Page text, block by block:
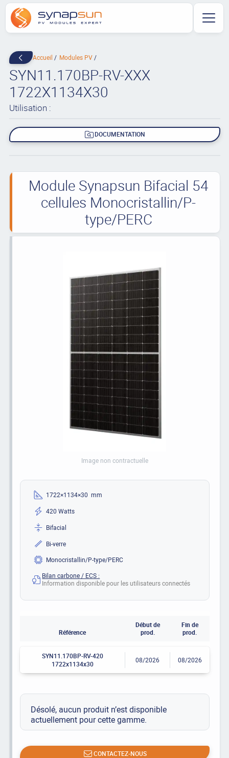
Accueil Modules PV
SYN11.170BP-RV-XXX
1722X1134X30
Utilisation :
DOCUMENTATION
Module Synapsun Bifacial 54
cellules Monocristallin/P-
type/PERC
Image non contractuelle
1722×1134×30 mm
420 Watts
Bifacial
Bi-verre
Monocristallin/P-type/PERC
Bilan carbone / ECS :
Information disponible pour les utilisateurs connectés
Référence
Début de
prod.
Fin de
prod.
SYN11.170BP-RV-420
1722x1134x30
08/2026 08/2026
Désolé, aucun produit n’est disponible
actuellement pour cette gamme.
CONTACTEZ-NOUS